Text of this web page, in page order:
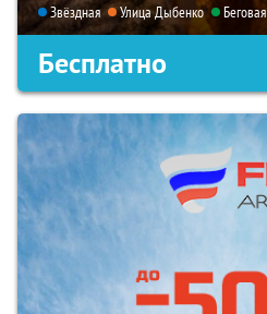
Звёздная Улица Дыбенко Беговая
Бесплатно